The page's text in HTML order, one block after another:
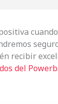
del